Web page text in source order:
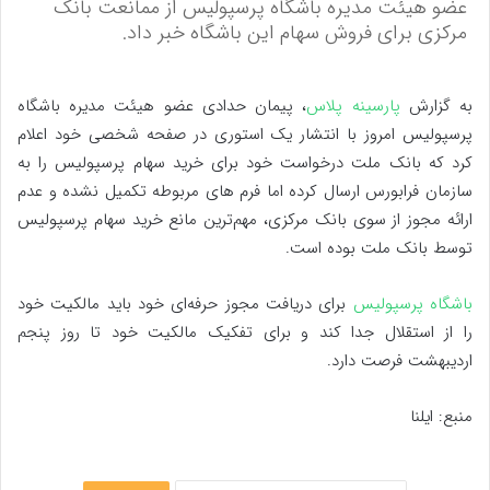
عضو هیئت مدیره باشگاه پرسپولیس از ممانعت بانک
مرکزی برای فروش سهام این باشگاه خبر داد.
به گزارش پارسینه پلاس، پیمان حدادی عضو هیئت مدیره باشگاه
پرسپولیس امروز با انتشار یک استوری در صفحه شخصی خود اعلام
کرد که بانک ملت درخواست خود برای خرید سهام پرسپولیس را به
سازمان فرابورس ارسال کرده اما فرم های مربوطه تکمیل نشده و عدم
ارائه مجوز از سوی بانک مرکزی، مهم‌ترین مانع خرید سهام پرسپولیس
توسط بانک ملت بوده است.
باشگاه پرسپولیس برای دریافت مجوز حرفه‌ای خود باید مالکیت خود
را از استقلال جدا کند و برای تفکیک مالکیت خود تا روز پنجم
اردیبهشت فرصت دارد.
منبع: ایلنا